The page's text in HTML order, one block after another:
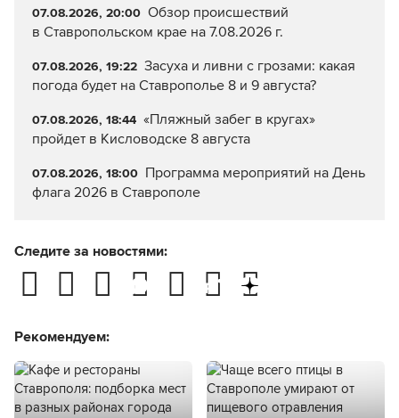
07.08.2026, 20:00 Обзор происшествий
в Ставропольском крае на 7.08.2026 г.
07.08.2026, 19:22 Засуха и ливни с грозами: какая
погода будет на Ставрополье 8 и 9 августа?
07.08.2026, 18:44 «Пляжный забег в кругах»
пройдет в Кисловодске 8 августа
07.08.2026, 18:00 Программа мероприятий на День
флага 2026 в Ставрополе
Следите за новостями:
Рекомендуем: